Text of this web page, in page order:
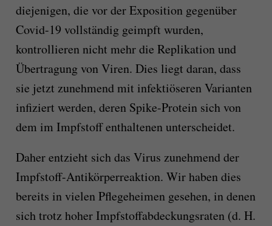
diejenigen, die vor der Exposition gegenüber
Covid-19 vollständig geimpft wurden,
kontrollieren nicht mehr die Replikation und
Übertragung von Viren. Dies liegt daran, dass
sie jetzt zunehmend mit infektiöseren Varianten
infiziert werden, deren Spike-Protein sich von
dem im Impfstoff enthaltenen unterscheidet.
Daher entzieht sich das Virus zunehmend der
Impfstoff-Antikörperreaktion. Wir haben dies
bereits in vielen Pflegeheimen gesehen, in denen
sich trotz hoher Impfstoffabdeckungsraten (d. H.